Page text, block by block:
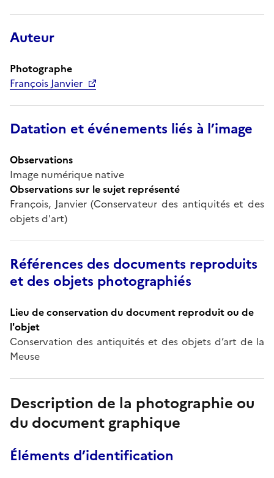
Auteur
Photographe
François Janvier
Datation et événements liés à l’image
Observations
Image numérique native
Observations sur le sujet représenté
François, Janvier (Conservateur des antiquités et des
objets d'art)
Références des documents reproduits
et des objets photographiés
Lieu de conservation du document reproduit ou de
l'objet
Conservation des antiquités et des objets d’art de la
Meuse
Description de la photographie ou
du document graphique
Éléments d’identification